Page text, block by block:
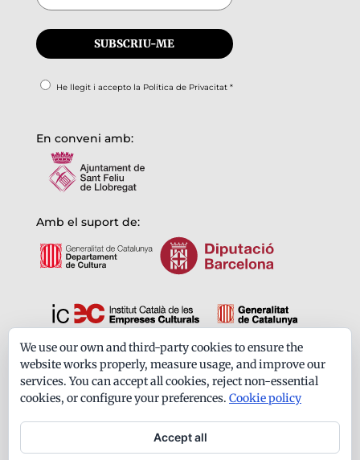
He llegit i accepto la Política de Privacitat*
En conveni amb:
Amb el suport de:
Formem part de:
We use our own and third-party cookies to ensure the
website works properly, measure usage, and improve our
services. You can accept all cookies, reject non-essential
cookies, or configure your preferences. Cookie policy
Accept all